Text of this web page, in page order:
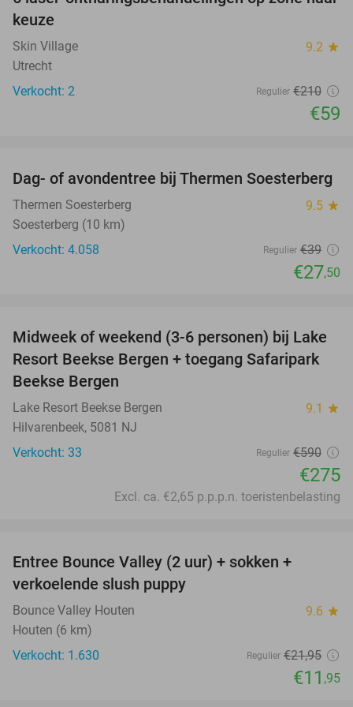
keuze
Skin Village 9.2 star
Utrecht
Verkocht: 2
Regulier €210
€59
29%
Dag- of avondentree bij Thermen Soesterberg
Thermen Soesterberg 9.5 star
Soesterberg (10 km)
Verkocht: 4.058
Regulier €39
€27,50
53%
Midweek of weekend (3-6 personen) bij Lake
Resort Beekse Bergen + toegang Safaripark
Beekse Bergen
Lake Resort Beekse Bergen 9.1 star
Hilvarenbeek, 5081 NJ
Verkocht: 33
Regulier €590
€275
Excl. ca. €2,65 p.p.p.n. toeristenbelasting
Entree Bounce Valley (2 uur) + sokken +
verkoelende slush puppy
Bounce Valley Houten 9.6 star
Houten (6 km)
Verkocht: 1.630
Regulier €21,95
€11 ,95